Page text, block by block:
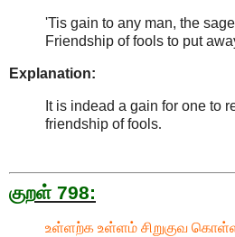
'Tis gain to any man, the
Friendship of fools to put
Explanation:
It is indead a gain for one to
friendship of fools.
குறள் 798:
உள்ளற்க உள்ளம் சிறுகுவ